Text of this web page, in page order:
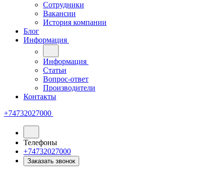
Сотрудники
Вакансии
История компании
Блог
Информация
Информация
Статьи
Вопрос-ответ
Производители
Контакты
+74732027000
Телефоны
+74732027000
Заказать звонок